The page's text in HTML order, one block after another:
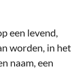
een levend,
worden, in het
naam, een